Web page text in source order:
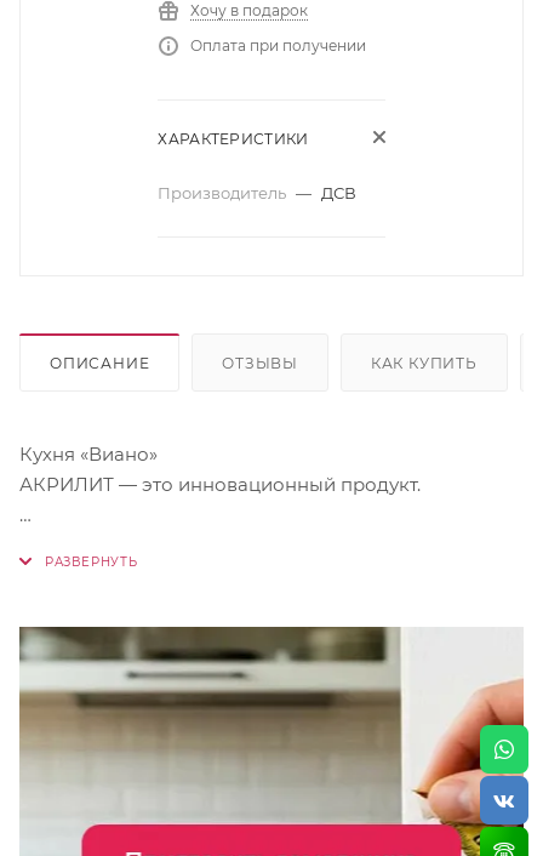
Хочу в подарок
Оплата при получении
ХАРАКТЕРИСТИКИ
Производитель — ДСВ
ОПИСАНИЕ ОТЗЫВЫ КАК КУПИТЬ
Кухня «Виано»
АКРИЛИТ — это инновационный продукт.
ценовом сегменте, когда мы способны оставаться в
сегменте Эконом+. Такие фасады имеют гладкую,
тактильно приятную поверхность.
Оттенки:
ЛИД — изысканный благородный угольно-синий
оттенок, напоминающий те самые захватывающие
кадры из фильмов о далеком космосе.